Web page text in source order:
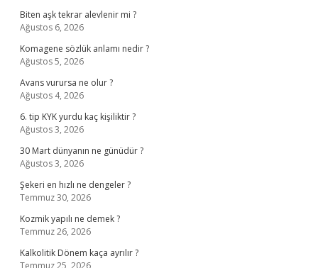
Biten aşk tekrar alevlenir mi ?
Ağustos 6, 2026
Komagene sözlük anlamı nedir ?
Ağustos 5, 2026
Avans vurursa ne olur ?
Ağustos 4, 2026
6. tip KYK yurdu kaç kişiliktir ?
Ağustos 3, 2026
30 Mart dünyanın ne günüdür ?
Ağustos 3, 2026
Şekeri en hızlı ne dengeler ?
Temmuz 30, 2026
Kozmik yapılı ne demek ?
Temmuz 26, 2026
Kalkolitik Dönem kaça ayrılır ?
Temmuz 25, 2026